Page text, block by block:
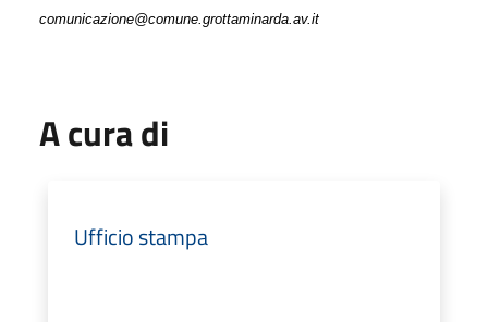
comunicazione@comune.grottaminarda.av.it
A cura di
Ufficio stampa